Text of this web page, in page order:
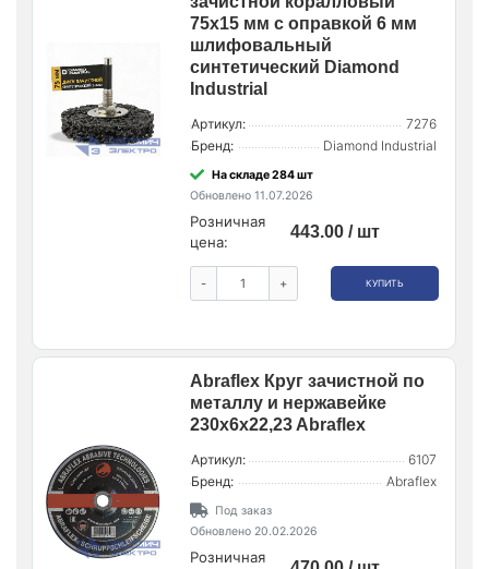
75х15 мм с оправкой 6 мм
шлифовальный
синтетический Diamond
Industrial
Артикул:
7276
Бренд:
Diamond Industrial
На складе 284 шт
Обновлено 11.07.2026
Розничная
цена:
443.00 / шт
- + КУПИТЬ
Abraflex Круг зачистной по
металлу и нержавейке
230x6x22,23 Abraflex
Артикул:
6107
Бренд:
Abraflex
Под заказ
Обновлено 20.02.2026
Розничная